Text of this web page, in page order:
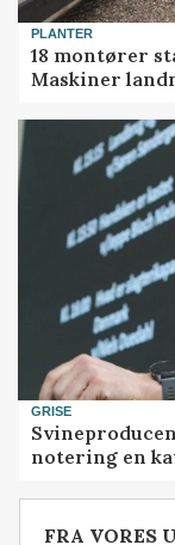
PLANTER
18 montører
Maskiner
GRISE
notering en
FRA VORES